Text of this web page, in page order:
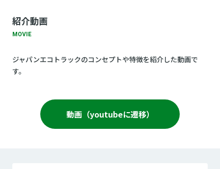
紹介動画
MOVIE
ジャパンエコトラックのコンセプトや特徴を紹介した動画で
す。
動画（youtubeに遷移）